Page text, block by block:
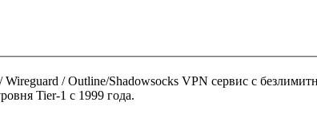
/ Outline/Shadowsocks VPN сервис с
Tier-1 с 1999 года.